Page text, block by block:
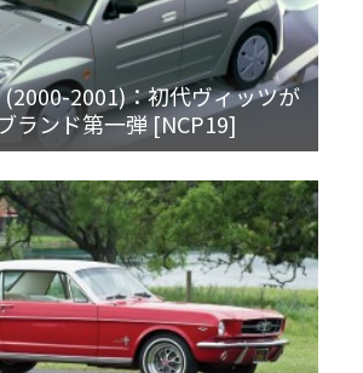
(2000-2001)：初代ヴィッツが
ランド第一弾 [NCP19]